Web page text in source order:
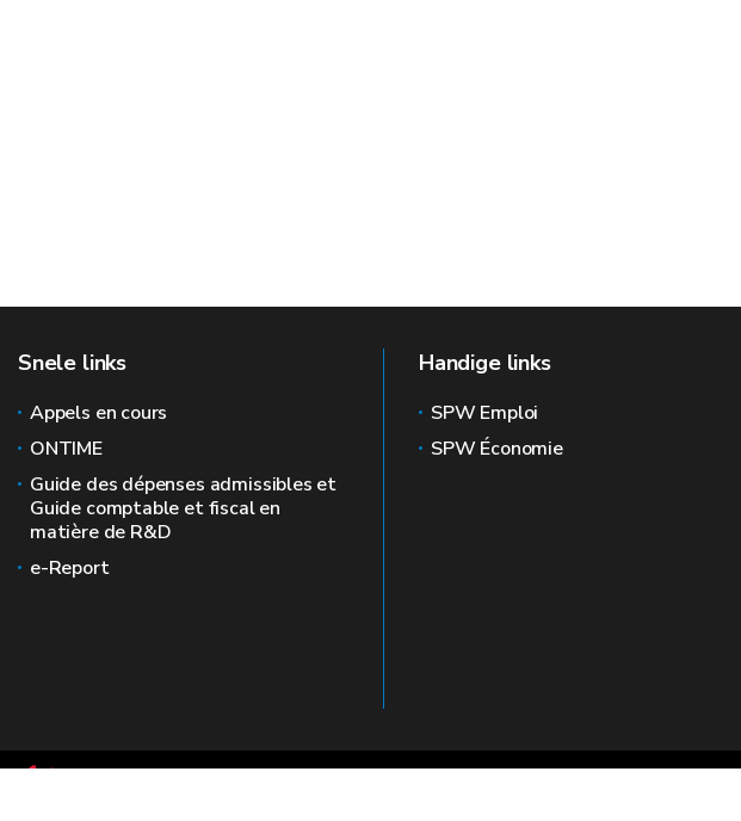
Snele links
Appels en cours
ONTIME
Guide des dépenses admissibles et
Guide comptable et fiscal en
matière de R&D
e-Report
Handige links
SPW Emploi
SPW Économie